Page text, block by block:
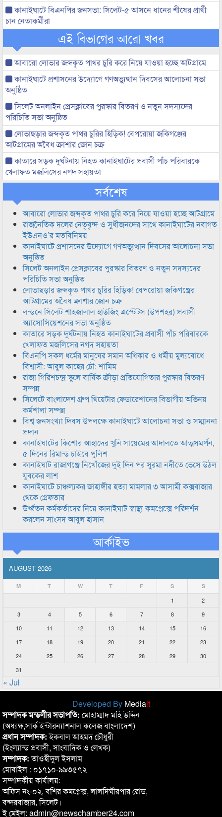
কানাইঘাটে বিএনপির জনসভা: সিলেট-৫ আসনে ধানের শীষের প্রার্থী
চান নেতাকর্মীরা
এই বিভাগের আরো খবর
আবারো লোভার জব্দকৃত পাথর চুরি করে নিয়ে যাওয়া হচ্ছে আটগ্রামে
কানাইঘাটে প্রশাসনের উদ্যোগে গণঅভ্যুত্থান দিবসের আলোচনা সভা
অনুষ্ঠিত
সিলেট অনলাইন প্রেসক্লাবের পুরস্কার বিতরণ ও নতুন সদস্যদের
পরিচিতি সভা অনুষ্ঠিত
লোভাছড়ার জব্দকৃত পাথর চুরির হিড়িক! বেপরোয়া জকিগঞ্জের
আটগ্রামের অবৈধ ক্রাশার জোন চক্র
কাতারে সড়ক দুর্ঘটনায় নিহত কানাইঘাটের প্রবাসী পাঁচ পরিবারকে
খেলাফত মজলিসের নগদ সহায়তা
সর্বশেষ
আবারো লোভার জব্দকৃত পাথর চুরি করে নিয়ে যাওয়া হচ্ছে আটগ্রামে
রাজনৈতিক দলের নেতৃবৃন্দ ও সুধীজনদের সাথে কানাইঘাটের নবাগত
ইউএনও’র মতবিনিময়
কানাইঘাটে প্রশাসনের উদ্যোগে গণঅভ্যুত্থান দিবসের আলোচনা সভা
অনুষ্ঠিত
সিলেট অনলাইন প্রেসক্লাবের পুরস্কার বিতরণ ও নতুন সদস্যদের
পরিচিতি সভা অনুষ্ঠিত
লোভাছড়ার জব্দকৃত পাথর চুরির হিড়িক! বেপরোয়া জকিগঞ্জের
আটগ্রামের অবৈধ ক্রাশার জোন চক্র
লন্ডনে সিলেট শাহজালাল হাউজিং এস্টেটস (উপশহর) প্রবাসী
অ্যাসোসিয়েশনের সভা অনুষ্ঠিত
কাতারে সড়ক দুর্ঘটনায় নিহত কানাইঘাটের প্রবাসী পাঁচ পরিবারকে
খেলাফত মজলিসের নগদ সহায়তা
বিএনপি সকল ধর্মের মানুষের সমান অধিকার ও ধর্মীয় মুল্যবোধে
বিশ্বাসী: আবুল কাহের চৌ: শামিম
রাজা গিরিশচন্দ্র স্কুলে বার্ষিক ক্রীড়া প্রতিযোগিতার পুরস্কার বিতরণ
সম্পন্ন
সিলেটে বাংলাদেশ গ্রুপ থিয়েটার ফেডারেশানের বিভাগীয় অভিনয়
কর্মশালা সম্পন্ন
বিশ্ব জনসংখ্যা দিবস উপলক্ষে কানাইঘাটে আলোচনা সভা ও সম্মাননা
প্রদান
কানাইঘাটের কিশোর আহাদের খুনি সায়েমের আদালতে আত্মসমর্পন,
৫ দিনের রিমান্ড চাইবে পুলিশ
কানাইঘাট রাজাগঞ্জে নিখোঁজের দুই দিন পর সুরমা নদীতে ভেসে উঠল
যুবকের লাশ
কানাইঘাটে চাঞ্চল্যকর জাহাঙ্গীর হত্যা মামলার ৩ আসামী কক্সবাজার
থেকে গ্রেফতার
উর্ধ্বতন কর্মকর্তাদের নিয়ে কানাইঘাট স্বাস্থ্য কমপ্লেক্সে পরিদর্শন
করলেন সাংসদ আবুল হাসান
আর্কাইভ
AUGUST 2026
M T W T F S S
1
2
3
4 5 6 7 8
9
10
11 12 13 14 15
16
17
18 19 20 21 22
23
24
25 26 27 28 29
30
31
« Jul
Developed By Mediait
সম্পাদক মন্ডলীর সভাপতি: মোহাম্মাদ মহি উদ্দিন
(অধ্যক্ষ,সার্ক ইন্টারন্যাশনাল কলেজ বাংলাদেশ)
প্রধান সম্পাদক:ইকবাল আহমদ চৌধুরী
(ইংল্যান্ড প্রবাসী, সাংবাদিক ও লেখক)
সম্পাদক:তাওহীদুল ইসলাম
মোবাইল : ০১৭১০-৯৯৩৫৭২
সম্পাদকীয় কার্যালয়:
অফিস নং-০২, বশির কমপ্লেক্স, লালদিঘীরপার রোড,
বন্দরবাজার, সিলেট।
ই মেইল: admin@newschamber24.com